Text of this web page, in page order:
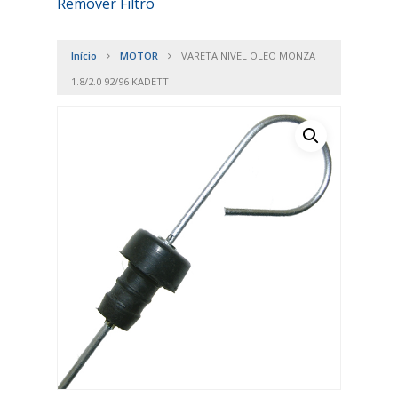
Início MOTOR
VARETA NIVEL OLEO MONZA
1.8/2.0 92/96 KADETT